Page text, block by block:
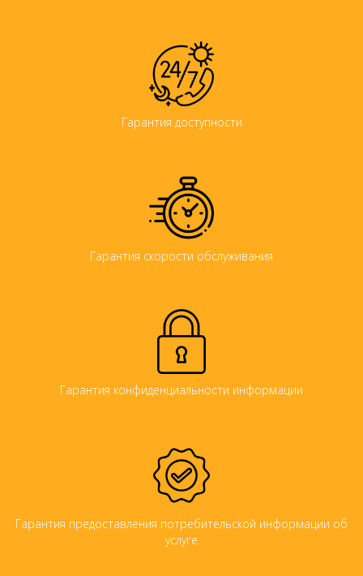
Гарантия доступности
Гарантия скорости обслуживания
Гарантия конфиденциальности информации
Гарантия предоставления потребительской информации об
услуге